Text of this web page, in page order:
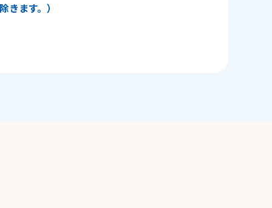
ます。）